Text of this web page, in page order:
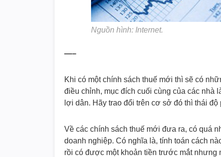
Nguồn hình: Internet.
—–
Khi có một chính sách thuế mới thì sẽ có
điều chỉnh, mục đích cuối cùng của các nhà
lợi dân. Hãy trao đổi trên cơ sở đó thì thái
Về các chính sách thuế mới đưa ra, có quá
doanh nghiệp. Có nghĩa là, tính toán cách
rồi có được một khoản tiền trước mắt nhưng